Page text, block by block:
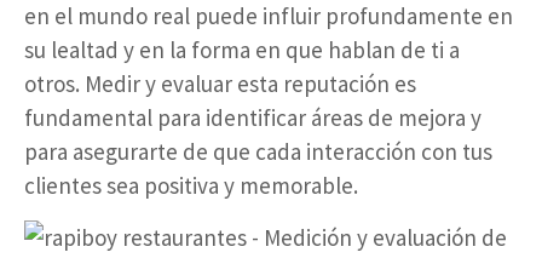
en el mundo real puede influir profundamente en
su lealtad y en la forma en que hablan de ti a
otros. Medir y evaluar esta reputación es
fundamental para identificar áreas de mejora y
para asegurarte de que cada interacción con tus
clientes sea positiva y memorable.